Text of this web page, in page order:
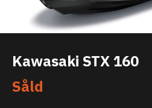
Kawasaki STX 160
Såld